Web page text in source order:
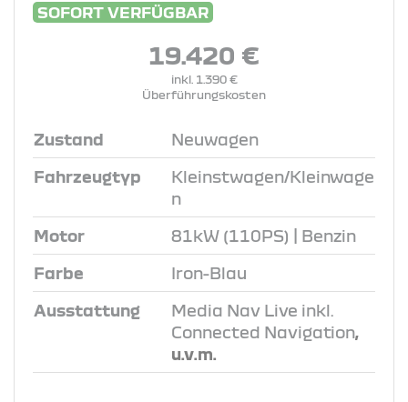
SOFORT VERFÜGBAR
19.420 €
inkl. 1.390 €
Überführungskosten
Zustand Neuwagen
Fahrzeugtyp
Kleinstwagen/Kleinwage
n
Motor 81kW (110PS) | Benzin
Farbe Iron-Blau
Ausstattung
Media Nav Live inkl.
Connected Navigation,
u.v.m.